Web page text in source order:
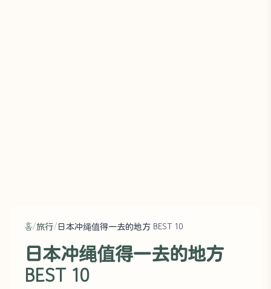
홈/旅行/日本冲绳值得一去的地方 BEST 10
日本冲绳值得一去的地方
BEST 10